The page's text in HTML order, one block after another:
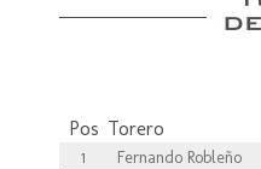
Pos Torero
1 Fernando Robleño